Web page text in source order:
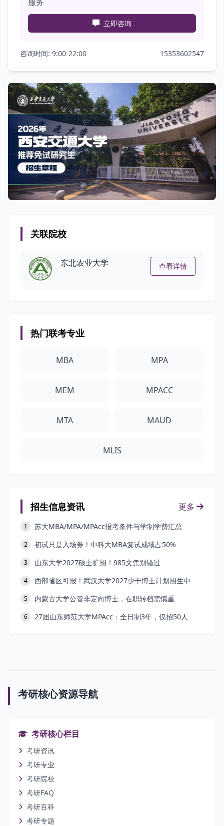
立即咨询
咨询时间: 9:00-22:00 15353602547
关联院校
东北农业大学 查看详情
热门联考专业
MBA MPA
MEM MPACC
MTA MAUD
MLIS
招生信息资讯 更多
1 苏大MBA/MPA/MPAcc报考条件与学制学费汇总
2 初试只是入场券！中科大MBA复试成绩占50%
3 山东大学2027硕士扩招！985文凭别错过
4 西部省区可报！武汉大学2027少干博士计划招生中
5 内蒙古大学公管非定向博士，在职转档需慎重
6 27届山东师范大学MPAcc：全日制3年，仅招50人
考研核心资源导航
考研核心栏目
考研资讯
考研专业
考研院校
考研FAQ
考研百科
考研专题